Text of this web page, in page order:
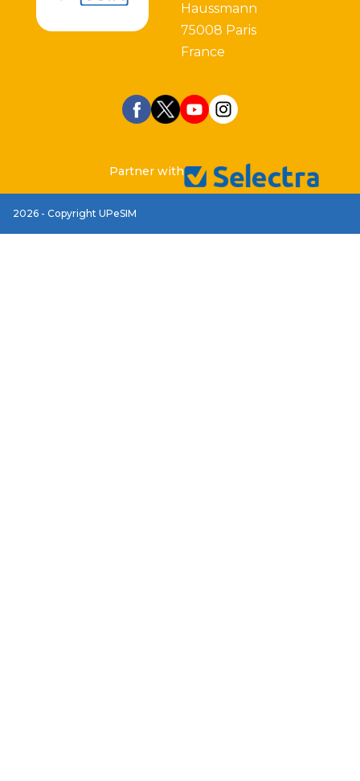
Haussmann
75008 Paris
France
Partner with
2026 - Copyright UPeSIM